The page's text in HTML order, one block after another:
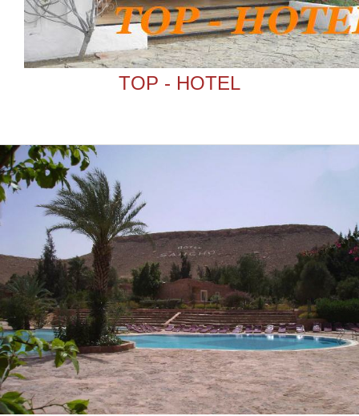
TOP - HOTEL